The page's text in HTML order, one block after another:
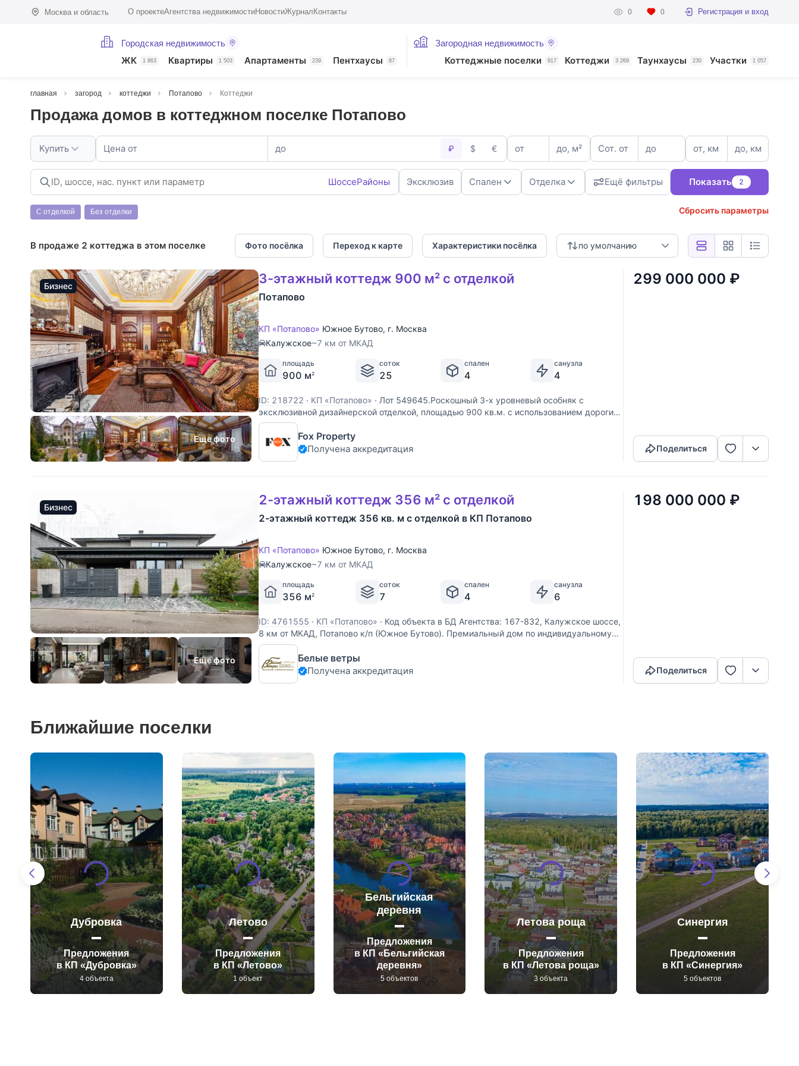
Москва и область О проектеАгентства недвижимостиНовостиЖурнал Контакты 0 0 Регистрация и вход
Городская недвижимость
ЖК 1 863 Квартиры 1 503 Апартаменты 239 Пентхаусы 87
Загородная недвижимость
Коттеджные поселки 917 Коттеджи 3 269 Таунхаусы 230 Участки 1 057
главная загород коттеджи Потапово Коттеджи
Продажа домов в коттеджном поселке Потапово
Купить Цена от до ₽ $ € от до, м² Сот. от до от, км до, км
ШоссеРайоны Эксклюзив Спален
4 5+
Отделка Ещё фильтры Показать 2
С отделкой Без отделки Сбросить параметры
В продаже 2 коттеджа в этом поселке по умолчанию
Фото посёлка Переход к карте Характеристики посёлка
Бизнес
Еще фото
3-этажный коттедж 900 м² с отделкой
Потапово
КП «Потапово» Южное Бутово, г. Москва
Калужское~7 км от МКАД
площадь
900 м2
соток
25
спален
4
санузла
4
ID: 218722 · КП «Потапово» · Лот 549645.Роскошный 3-х уровневый особняк с
эксклюзивной дизайнерской отделкой, площадью 900 кв.м. с использованием дорогих
материалов, дерева, предметов декора, полностью готов для проживания. В доме 4
спальни со своими сан. узлами. Мастер-спальня
Fox Property
Получена аккредитация
299 000 000 ₽
Поделиться
Бизнес
Еще фото
2-этажный коттедж 356 м² с отделкой
2-этажный коттедж 356 кв. м с отделкой в КП Потапово
КП «Потапово» Южное Бутово, г. Москва
Калужское~7 км от МКАД
площадь
356 м2
соток
7
спален
4
санузла
6
ID: 4761555 · КП «Потапово» · Код объекта в БД Агентства: 167-832, Калужское шоссе,
8 км от МКАД, Потапово к/п (Южное Бутово). Премиальный дом по индивидуальному
архитектурному проекту, укомплектован стильной мебелью и техникой. Панорамное
остекление из теплого алюминия
Белые ветры
Получена аккредитация
198 000 000 ₽
Поделиться
Ближайшие поселки
Дубровка
Предложения
в КП «Дубровка»
4 объекта
Летово
Предложения
в КП «Летово»
1 объект
Бельгийская
деревня
Предложения
в КП «Бельгийская
деревня»
5 объектов
Летова роща
Предложения
в КП «Летова роща»
3 объекта
Синергия
Предложения
в КП «Синергия»
5 объектов